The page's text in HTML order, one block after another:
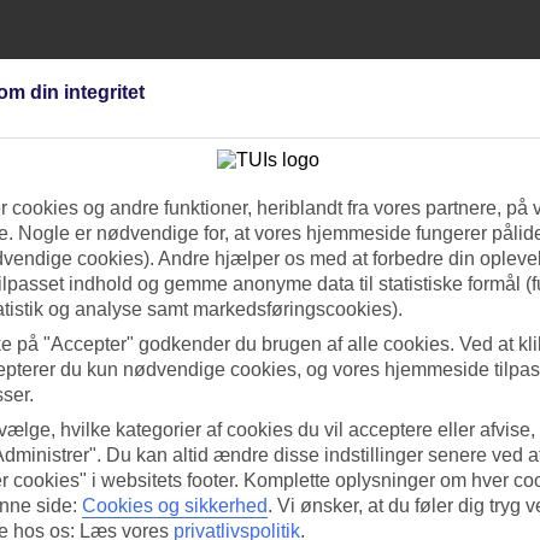
til måltiderne altid inkluderet. Dette inkluderer drikkevarer
leder efter billige rejsertil Portugal med All Inclusive, kan du sortere
til Portugal.
din integritet
cookies og andre funktioner, heriblandt fra vores partnere, på
Nogle er nødvendige for, at vores hjemmeside fungerer
cookies). Andre hjælper os med at forbedre din
indhold og gemme anonyme data til statistiske formål
og analyse samt markedsføringscookies).
på "Accepter" godkender du brugen af alle cookies. Ved at
du kun nødvendige cookies, og vores hjemmeside
hvilke kategorier af cookies du vil acceptere eller afvise,
Du kan altid ændre disse indstillinger senere ved
cookies" i websitets footer. Komplette oplysninger om hver
side: Cookies og sikkerhed. Vi ønsker, at du føler dig tryg
hos os: Læs vores privatlivspolitik.